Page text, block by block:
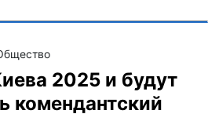
2025 и будут
комендантский